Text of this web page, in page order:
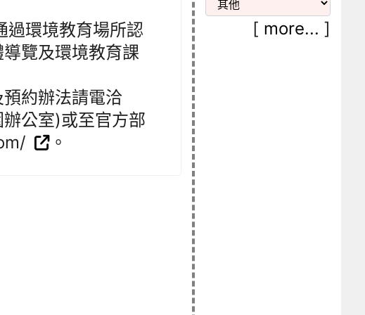
過環境教育場所認
覽及環境教育課
約辦法請電洽
公室)或至官方部
。
[ more... ]